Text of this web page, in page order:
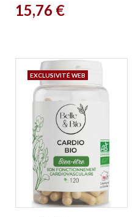
Phytofrance
Prix
15,76 €
EXCLUSIVITÉ WEB